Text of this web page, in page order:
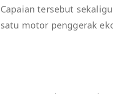
Capaian tersebut
satu motor penggerak